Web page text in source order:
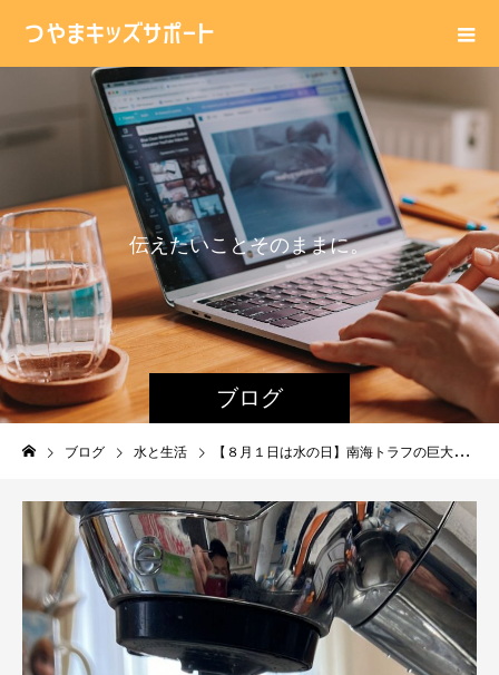
ブログ
伝えたいこ とその ままに。
ブログ 水と生活 【８月１日は水の日】南海トラフの巨大地震も想定。水の備蓄は1人1日3Ｌの３日分。